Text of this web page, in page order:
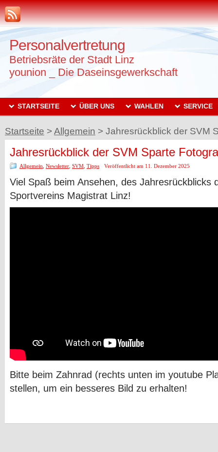
Personalvertretung
Betriebsräte der Stadt Linz
younion _ Die Daseinsgewerkschaft
STARTSEITE ÜBER UNS WAHLEN SERVICE
Startseite > Allgemein > Jahresrückblick der SVM
Jahresrückblick der SVM Sparte
Allgemein Newsletter SVM Tipps Veröffentlicht am 11. Dezember 2025
Viel Spaß beim Ansehen, des Jahresrückblicks
Sportvereins Magistrat Linz!
Bitte beim Zahnrad (rechts unten im youtube
stellen, um ein besseres Bild zu erhalten!